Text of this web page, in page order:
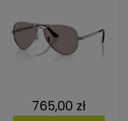
765,00 zł